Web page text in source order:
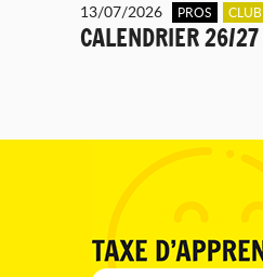
13/07/2026 PROS CLUB
CALENDRIER 26/27